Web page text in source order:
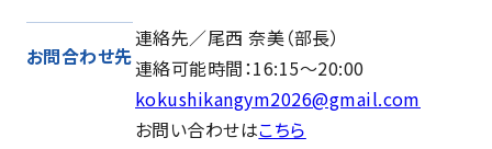
お問合わせ先
連絡先／尾西 奈美（部長）
連絡可能時間：16:15～20:00
kokushikangym2026@gmail.com
お問い合わせはこちら